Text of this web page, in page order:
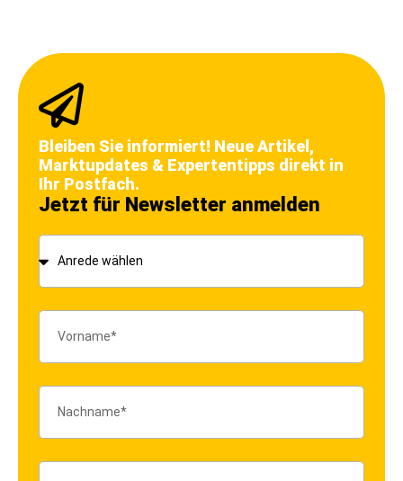
Bleiben Sie informiert! Neue Artikel,
Marktupdates & Expertentipps direkt in
Ihr Postfach.
Jetzt für Newsletter anmelden